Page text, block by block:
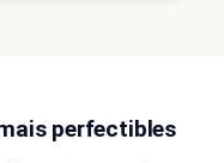
perfectibles